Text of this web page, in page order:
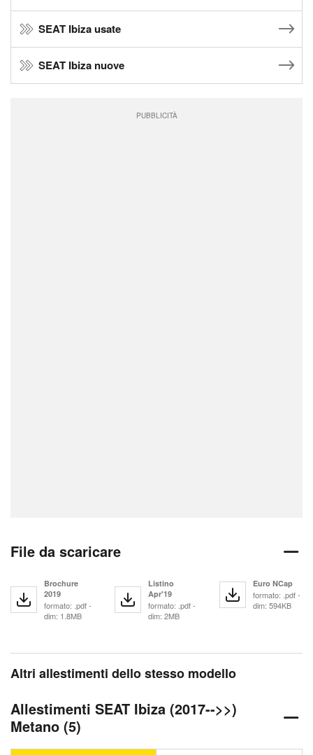
SEAT Ibiza usate
SEAT Ibiza nuove
PUBBLICITÀ
File da scaricare
Brochure
2019
formato: .pdf -
dim: 1.8MB
Listino
Apr'19
formato: .pdf -
dim: 2MB
Euro NCap
formato: .pdf -
dim: 594KB
Altri allestimenti dello stesso modello
Allestimenti SEAT Ibiza (2017-->>)
Metano (5)